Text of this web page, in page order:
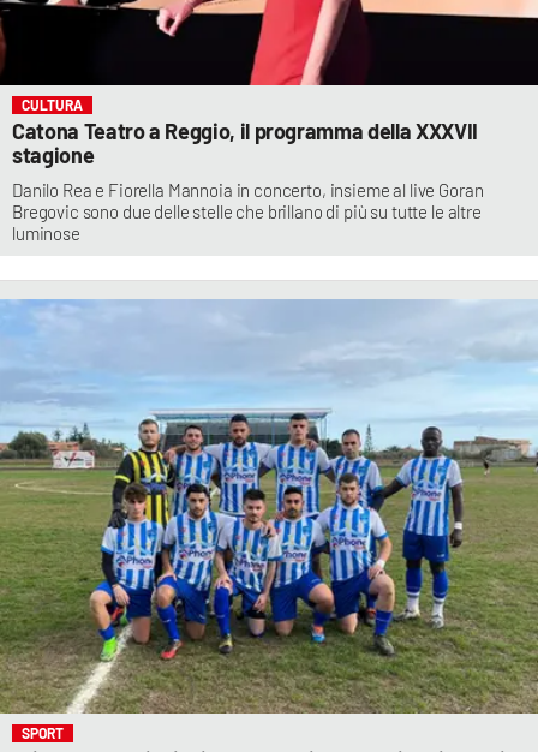
CULTURA
Catona Teatro a Reggio, il programma della XXXVII
stagione
Danilo Rea e Fiorella Mannoia in concerto, insieme al live Goran
Bregovic sono due delle stelle che brillano di più su tutte le altre
luminose
SPORT